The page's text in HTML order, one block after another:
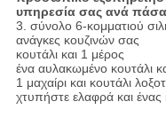
υπηρεσία σας ανά πάσα
3. σύνολο 6-κομματιού
ανάγκες κουζινών σας
κουτάλι και 1 μέρος
ένα αυλακωμένο κουτάλι
1 μαχαίρι και κουτάλι
χτυπήστε ελαφρά και ένας